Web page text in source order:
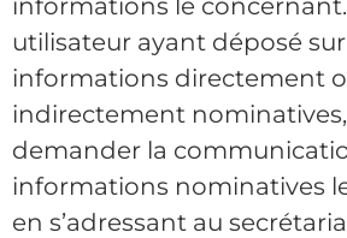
utilisateur ayant déposé
informations directement
indirectement
demander la
informations nominatives
en s’adressant au